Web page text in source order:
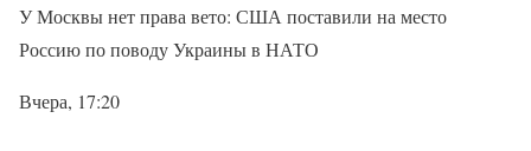
У Москвы нет права вето: США поставили на место
Россию по поводу Украины в НАТО
Вчера, 17:20